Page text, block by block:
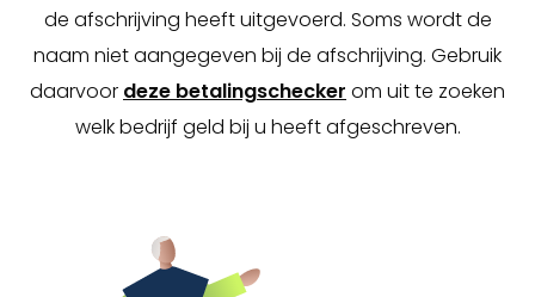
de afschrijving heeft uitgevoerd. Soms wordt de
naam niet aangegeven bij de afschrijving. Gebruik
daarvoor deze betalingschecker om uit te zoeken
welk bedrijf geld bij u heeft afgeschreven.